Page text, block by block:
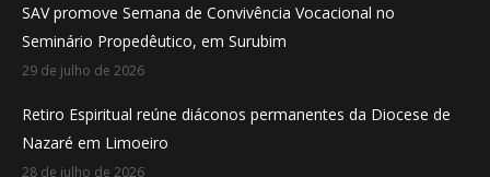
SAV promove Semana de Convivência Vocacional no
Seminário Propedêutico, em Surubim
29 de julho de 2026
Retiro Espiritual reúne diáconos permanentes da Diocese de
Nazaré em Limoeiro
28 de julho de 2026